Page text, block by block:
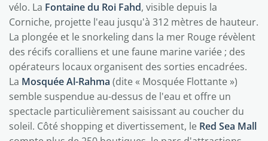
vélo. La Fontaine du Roi Fahd, visible depuis la
Corniche, projette l'eau jusqu'à 312 mètres de hauteur.
La plongée et le snorkeling dans la mer Rouge révèlent
des récifs coralliens et une faune marine variée ; des
opérateurs locaux organisent des sorties encadrées.
La Mosquée Al-Rahma (dite « Mosquée Flottante »)
semble suspendue au-dessus de l'eau et offre un
spectacle particulièrement saisissant au coucher du
soleil. Côté shopping et divertissement, le Red Sea Mall